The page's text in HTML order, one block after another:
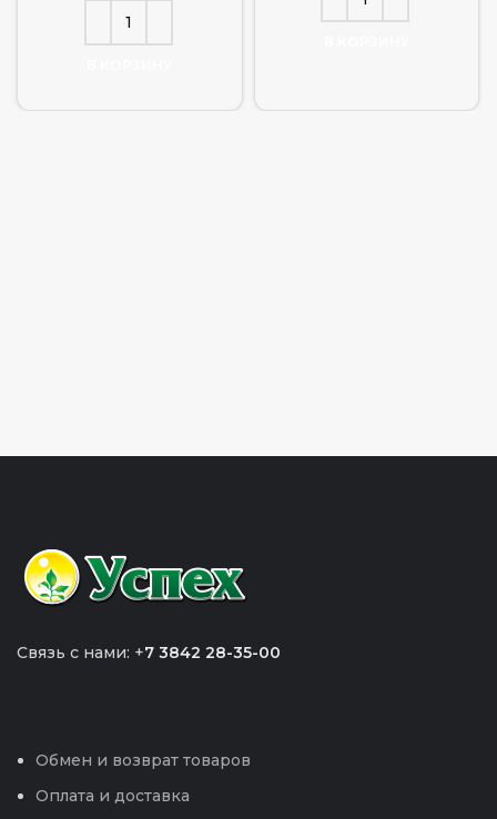
Связь с нами: +7 3842 28-35-00
Обмен и возврат товаров
Оплата и доставка